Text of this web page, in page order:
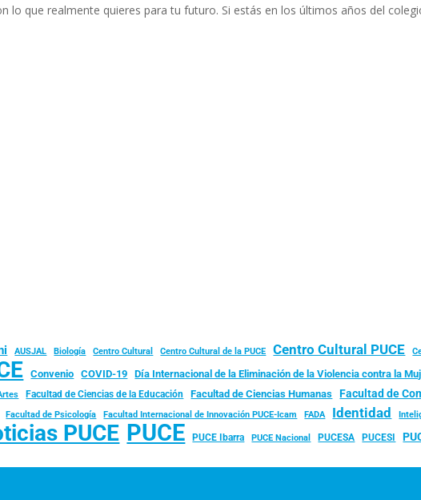
lo que realmente quieres para tu futuro. Si estás en los últimos años del
AUSJAL Biología Centro Cultural Centro Cultural de la PUCE Centro Cultural PUCE
Convenio COVID-19 Día Internacional de la Eliminación de la Violencia contra la
Facultad de Ciencias de la Educación Facultad de Ciencias Humanas Facultad de
Facultad de Psicología Facultad Internacional de Innovación PUCE-Icam FADA Identidad
PUCE PUCE PUCE Ibarra PUCE Nacional PUCESA PUCESI